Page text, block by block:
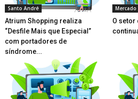
Santo André
Atrium Shopping realiza
“Desfile Mais que Especial”
com portadores de
síndrome...
Mercado
O setor